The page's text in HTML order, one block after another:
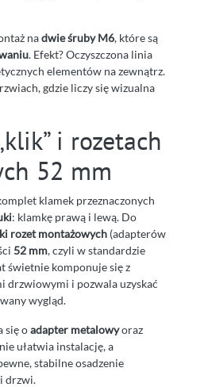
nadwie śruby M6, które są
. Efekt? Oczyszczona linia
elementów na zewnątrz.
gdzie liczy się wizualna
i rozetach
52 mm
klamek przeznaczonych
: klamkę prawą i lewą. Do
rozet montażowych (adapterów
52 mm, czyli w standardzie
świetnie komponuje się z
drzwiowymi i pozwala uzyskać
wygląd.
się oadapter metalowyoraz
ułatwia instalację, a
stabilne osadzenie
drzwi.